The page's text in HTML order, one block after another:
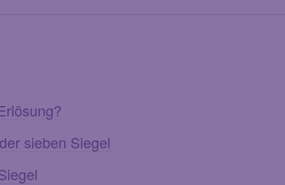
sieben Siegel